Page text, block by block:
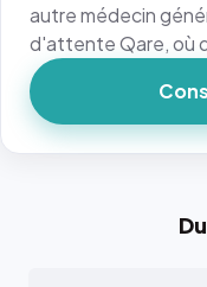
autre médecin
d'attente Qare, où